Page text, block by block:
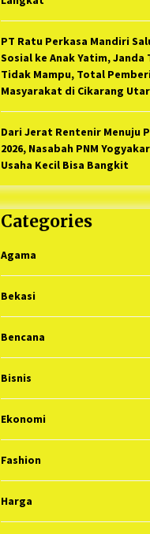
PT Ratu Perkasa Mandiri
Sosial ke Anak Yatim, Janda
Tidak Mampu, Total
Masyarakat di Cikarang
Dari Jerat Rentenir Menuju
2026, Nasabah PNM
Usaha Kecil Bisa Bangkit
Categories
Agama
Bekasi
Bencana
Bisnis
Ekonomi
Fashion
Harga